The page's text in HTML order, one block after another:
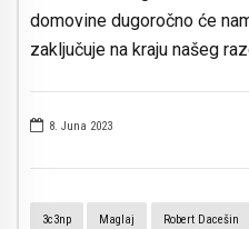
8. Juna 2023
3c3np Maglaj Robert Dacešin
domovine dugoročno će
zaključuje na kraju našeg